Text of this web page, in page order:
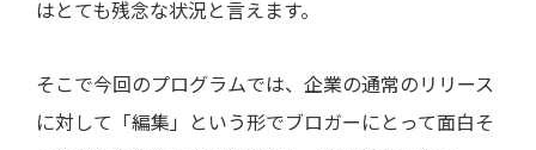
はとても残念な状況と言えます。
そこで今回のプログラムでは、企業の通常のリリース
に対して「編集」という形でブロガーにとって面白そ